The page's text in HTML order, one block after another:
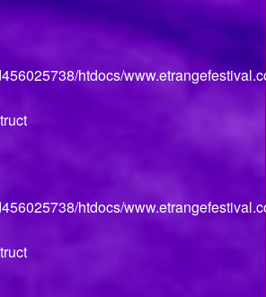
htdocs/
htdocs/